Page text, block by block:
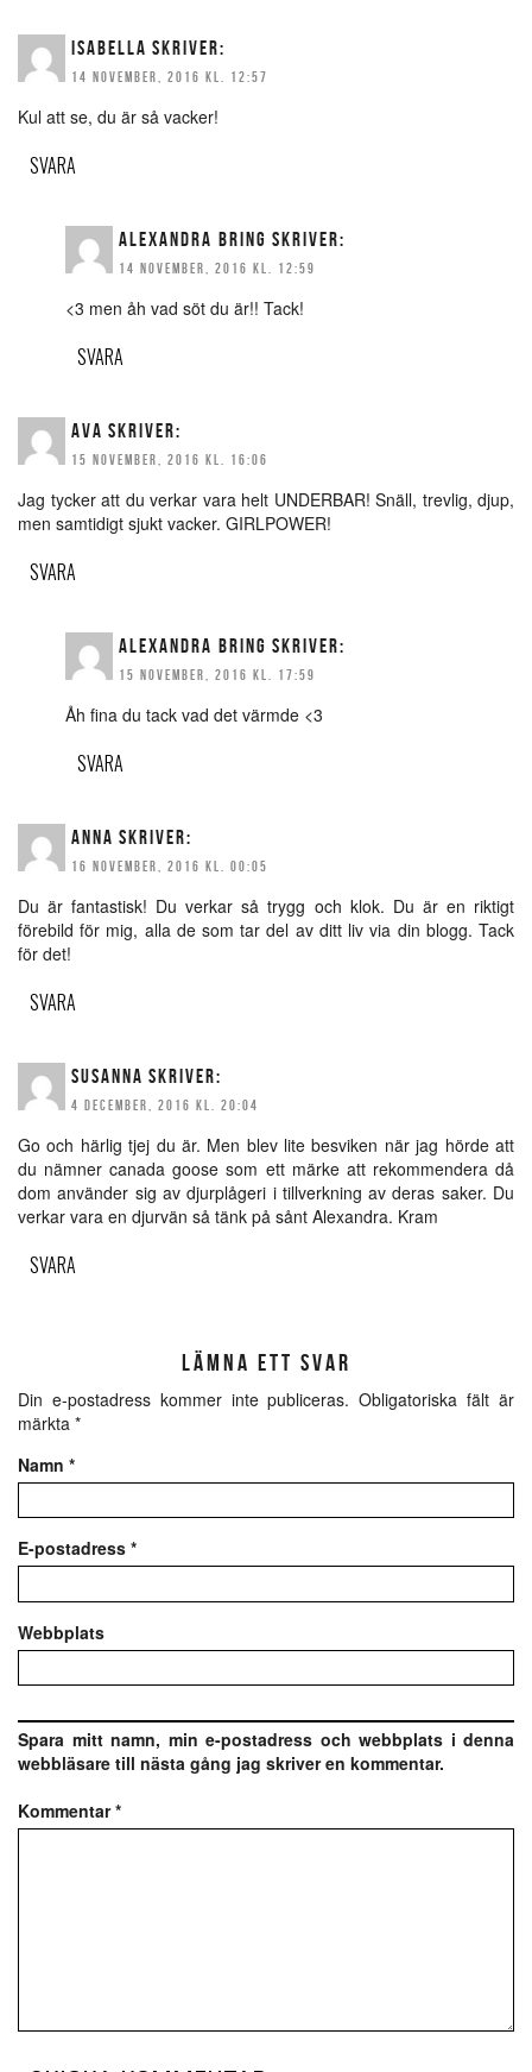
ISABELLA SKRIVER:
14 NOVEMBER, 2016 KL. 12:57
Kul att se, du är så vacker!
SVARA
ALEXANDRA BRING SKRIVER:
14 NOVEMBER, 2016 KL. 12:59
<3 men åh vad söt du är!! Tack!
SVARA
AVA SKRIVER:
15 NOVEMBER, 2016 KL. 16:06
Jag tycker att du verkar vara helt UNDERBAR! Snäll, trevlig, djup,
men samtidigt sjukt vacker. GIRLPOWER!
SVARA
ALEXANDRA BRING SKRIVER:
15 NOVEMBER, 2016 KL. 17:59
Åh fina du tack vad det värmde <3
SVARA
ANNA SKRIVER:
16 NOVEMBER, 2016 KL. 00:05
Du är fantastisk! Du verkar så trygg och klok. Du är en riktigt
förebild för mig, alla de som tar del av ditt liv via din blogg. Tack
för det!
SVARA
SUSANNA SKRIVER:
4 DECEMBER, 2016 KL. 20:04
Go och härlig tjej du är. Men blev lite besviken när jag hörde att
du nämner canada goose som ett märke att rekommendera då
dom använder sig av djurplågeri i tillverkning av deras saker. Du
verkar vara en djurvän så tänk på sånt Alexandra. Kram
SVARA
LÄMNA ETT SVAR
Din e-postadress kommer inte publiceras. Obligatoriska fält är
märkta *
Namn *
E-postadress *
Webbplats
Spara mitt namn, min e-postadress och webbplats i denna
webbläsare till nästa gång jag skriver en kommentar.
Kommentar*